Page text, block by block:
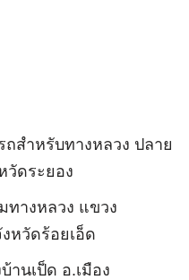
สําหรับทางหลวง ปลาย
วัดระยอง
ทางหลวง แขวง
หวัดร้อยเอ็ด
านเป็ด อ.เมือง